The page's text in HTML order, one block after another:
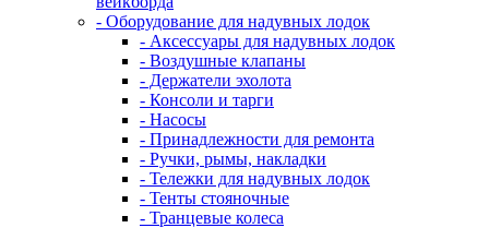
- Оборудование для надувных лодок
- Аксессуары для надувных лодок
- Воздушные клапаны
- Держатели эхолота
- Консоли и тарги
- Насосы
- Принадлежности для ремонта
- Ручки, рымы, накладки
- Тележки для надувных лодок
- Тенты стояночные
- Транцевые колеса